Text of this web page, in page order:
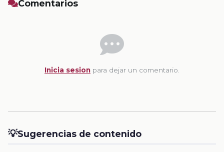
Comentarios
Inicia sesion para dejar un comentario.
💡Sugerencias de contenido